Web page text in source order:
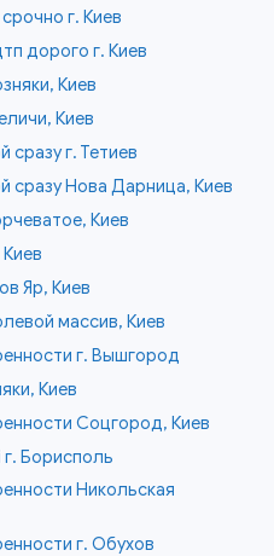
г. Киев
дорого г. Киев
Киев
Киев
сразу г. Тетиев
сразу Нова Дарница, Киев
Киев
Яр, Киев
массив, Киев
г. Вышгород
Киев
Соцгород, Киев
Борисполь
Никольская
г. Обухов